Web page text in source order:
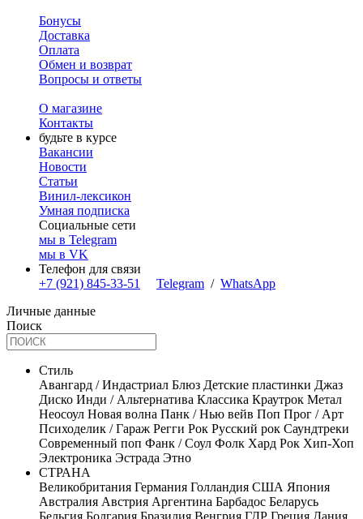
Бонусы
Доставка
Оплата
Обмен и возврат
Вопросы и ответы
О магазине
Контакты
будьте в курсе
Вакансии
Новости
Статьи
Винил-лексикон
Умная подписка
Социальные сети
мы в Telegram
мы в VK
Телефон для связи
+7 (921) 845-33-51
Telegram / WhatsApp
Личные данные
Поиск
Стиль
Авангард / Индастриал Блюз Детские пластинки Джаз
Диско Инди / Альтернатива Классика Краутрок Метал
Неосоул Новая волна Панк / Нью вейв Поп Прог / Арт
Психоделик / Гараж Регги Рок Русский рок Саундтреки
Современный поп Фанк / Соул Фолк Хард Рок Хип-Хоп
Электроника Эстрада Этно
СТРАНА
Великобритания Германия Голландия США Япония
Австралия Австрия Аргентина Барбадос Беларусь